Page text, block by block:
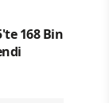
168 Bin